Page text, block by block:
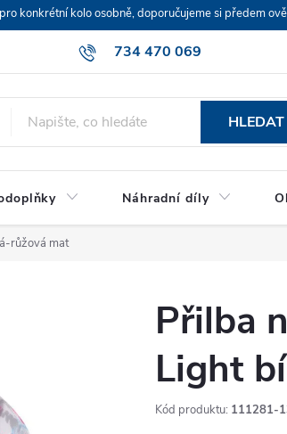
konkrétní kolo osobně, doporučujeme si předem
734 470 069
HLEDAT
Náhradní díly
růžová mat
Přilba
Light
Kód produktu: 111281-